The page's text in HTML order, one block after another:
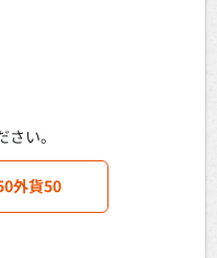
い。
外貨50